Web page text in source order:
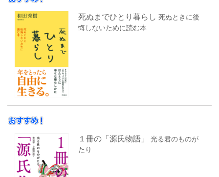
死ぬまでひとり暮らし死ぬときに後
悔しないために読む本
１冊の「源氏物語」光る君のものが
たり